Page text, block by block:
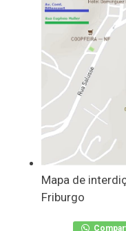
Mapa de
Friburgo